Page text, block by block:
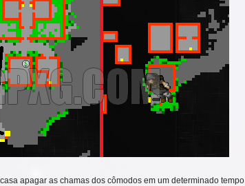
apagar as chamas dos cômodos em um determinado tempo.